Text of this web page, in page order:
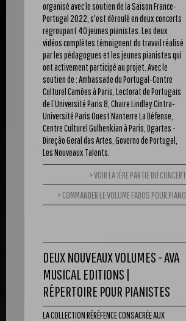
organisé avec le soutien de la Saison France-
Portugal 2022, s'est déroulé en deux concerts
regroupant 40 jeunes pianistes. Les deux
vidéos complètes témoignent du travail réalisé
par les pédagogues et les jeunes pianistes qui
ont activement participé au projet. Avec le
soutien de : Ambassade du Portugal-Centre
Culturel Camões à Paris, Lectorat de Portugais
de l’Université Paris 8, Chaire Lindley Cintra-
Université Paris Ouest Nanterre La Défense,
Centre Culturel Gulbenkian à Paris, Dgartes -
Direção Geral das Artes, Governo de Portugal,
Les Nouveaux Talents.
VOIR LA 1ÈRE PARTIE DU CONCERT
COMMANDER LE VOLUME FADOS POUR PIANO
DEUX NOUVEAUX VOLUMES - AVA
MUSICAL EDITIONS |
RÉPERTOIRE POUR PIANISTES
LA COLLECTION RÉRÉFENCE CONSACRÉE AUX